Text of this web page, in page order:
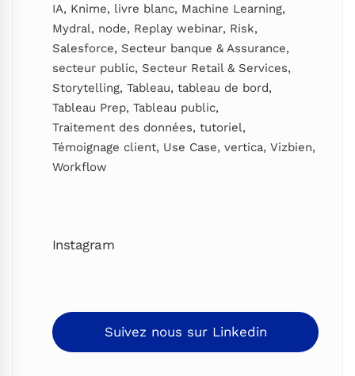
IA, Knime, livre blanc, Machine Learning,
Mydral, node, Replay webinar, Risk,
Salesforce, Secteur banque & Assurance,
secteur public, Secteur Retail & Services,
Storytelling, Tableau, tableau de bord,
Tableau Prep, Tableau public,
Traitement des données, tutoriel,
Témoignage client, Use Case, vertica, Vizbien,
Workflow
Instagram
Suivez nous sur Linkedin